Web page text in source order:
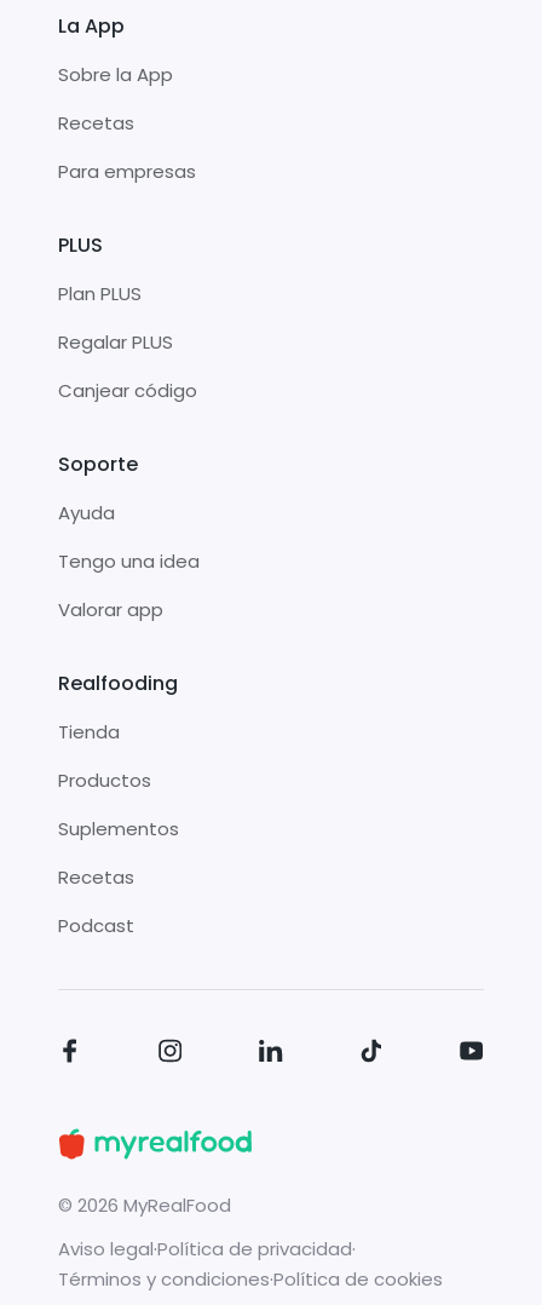
La App
Sobre la App
Recetas
Para empresas
PLUS
Plan PLUS
Regalar PLUS
Canjear código
Soporte
Ayuda
Tengo una idea
Valorar app
Realfooding
Tienda
Productos
Suplementos
Recetas
Podcast
© 2026 MyRealFood
Aviso legal·Política de privacidad·
Términos y condiciones·Política de cookies